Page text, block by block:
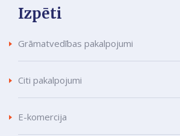
Izpēti
Grāmatvedības pakalpojumi
Citi pakalpojumi
E-komercija